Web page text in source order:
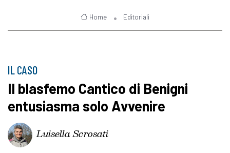
Home Editoriali
IL CASO
Il blasfemo Cantico di Benigni
entusiasma solo Avvenire
Luisella Scrosati